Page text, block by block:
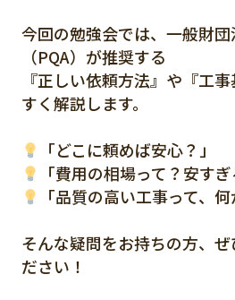
今回の勉強会では、一般財
（PQA）が推奨する
『正しい依頼方法』や『工
すく解説します。
「どこに頼めば安心？」
「費用の相場って？安す
「品質の高い工事って、何
そんな疑問をお持ちの方、
ださい！